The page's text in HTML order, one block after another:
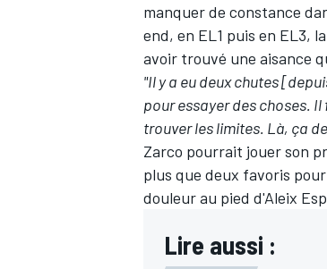
manquer de constance
end, en EL1 puis en EL3,
avoir trouvé une aisance
"Il y a eu deux chutes
pour essayer des choses.
trouver les limites. Là, ça
Zarco pourrait jouer son
plus que deux favoris
douleur au pied d'Aleix
Lire aussi :